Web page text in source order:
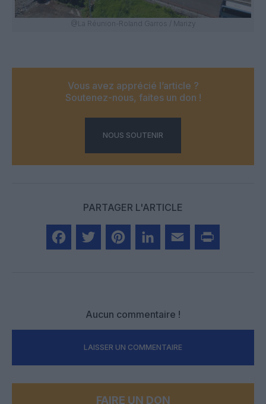
@La Réunion-Roland Garros / Marizy
Vous avez apprécié l’article ?
Soutenez-nous, faites un don !
NOUS SOUTENIR
PARTAGER L'ARTICLE
Aucun commentaire !
LAISSER UN COMMENTAIRE
FAIRE UN DON